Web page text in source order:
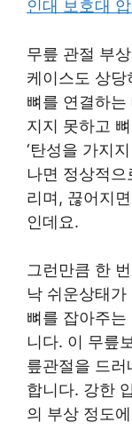
인대 보호대
무릎 관절 부
케이스도 상
뼈를 연결하
지지 못하고
‘탄성을 가지
나면 정상적
리며, 끊어지
인데요.
그런만큼 한
낙 쉬운상태
뼈를 잡아주
니다. 이 무릎
릎관절을 드
합니다. 강한
의 부상 정도